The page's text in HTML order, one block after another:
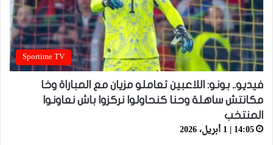
Sportime TV
فيديو.. بونو: اللاعبين تعاملو مزيان مع المباراة وخا
مكانتش ساهلة وحنا كنحاولوا نركزوا باش نعاونوا
المنتخب
14:05 | 1 أبريل، 2026